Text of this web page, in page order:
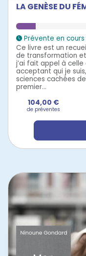
LA GENÈSE DU
Prévente en cours
Ce livre est un
de transformation et
j’ai fait appel à celle
acceptant qui je
sciences cachées
premier...
104,00 €
de préventes